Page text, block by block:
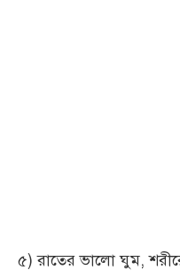
৫) রাতের ভালো ঘুম,